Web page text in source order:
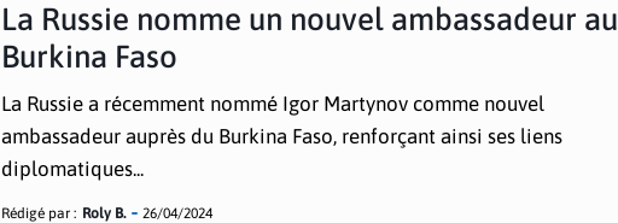
La Russie nomme un nouvel ambassadeur au
Burkina Faso
La Russie a récemment nommé Igor Martynov comme nouvel
ambassadeur auprès du Burkina Faso, renforçant ainsi ses liens
diplomatiques...
Rédigé par : Roly B. 26/04/2024